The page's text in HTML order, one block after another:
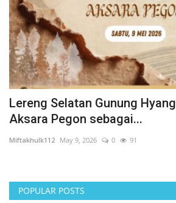
Politik
Bencana Alam
Sosial Budaya Pariwisata
Hukum
Maritim
Lereng Selatan Gunung
Aksara Pegon sebagai...
Miftakhulk112 May 9, 2026 0 91
POPULAR POSTS